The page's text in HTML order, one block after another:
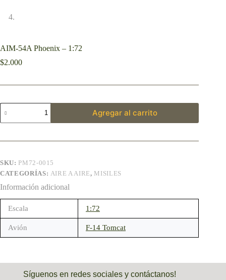
AIM-54A Phoenix – 1:72
$2.000
Agregar al carrito
SKU: PM72-0015
CATEGORÍAS: AIRE A AIRE, MISILES
Información adicional
Escala 1:72
Avión F-14 Tomcat
Síguenos en redes sociales y contáctanos!